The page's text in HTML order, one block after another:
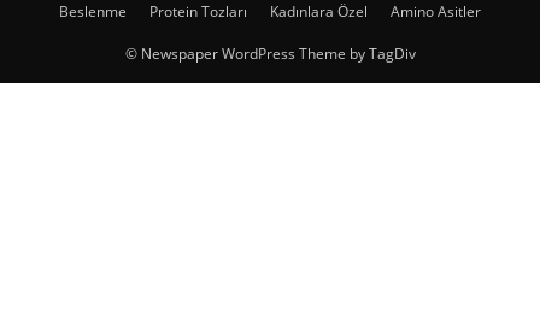
Beslenme
Protein Tozları Kadınlara Özel Amino Asitler
© Newspaper WordPress Theme by TagDiv